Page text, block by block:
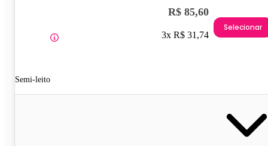
Semi-leito
R$ 85,60
3x R$ 31,74
Selecionar